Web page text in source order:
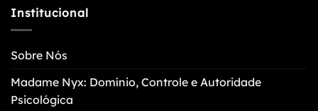
As
opções
ser
na
página
Institucional
Sobre Nós
Madame Nyx: Domínio, Controle e Autoridade
Psicológica